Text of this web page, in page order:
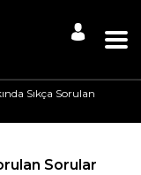
Sıkça Sorulan
Sorular